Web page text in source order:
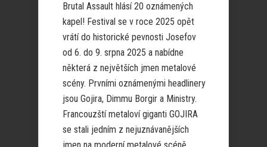
Brutal Assault hlásí 20 oznámených
kapel! Festival se v roce 2025 opět
vrátí do historické pevnosti Josefov
od 6. do 9. srpna 2025 a nabídne
některá z největších jmen metalové
scény. Prvními oznámenými headlinery
jsou Gojira, Dimmu Borgir a Ministry.
Francouzští metaloví giganti GOJIRA
se stali jedním z nejuznávanějších